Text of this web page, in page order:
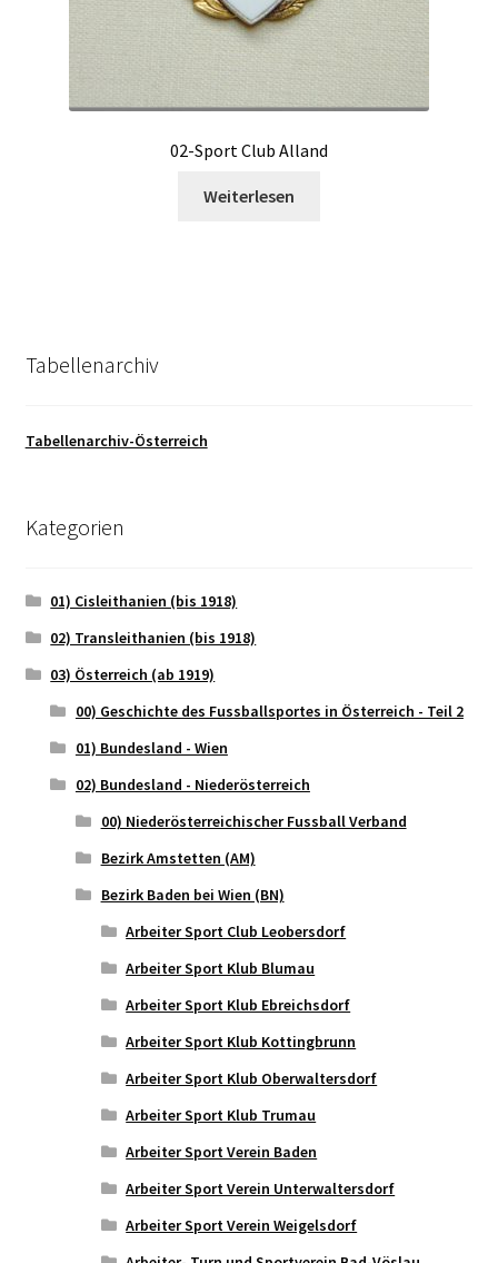
02-Sport Club Alland
Weiterlesen
Tabellenarchiv
Tabellenarchiv-Österreich
Kategorien
01) Cisleithanien (bis 1918)
02) Transleithanien (bis 1918)
03) Österreich (ab 1919)
00) Geschichte des Fussballsportes in Österreich - Teil 2
01) Bundesland - Wien
02) Bundesland - Niederösterreich
00) Niederösterreichischer Fussball Verband
Bezirk Amstetten (AM)
Bezirk Baden bei Wien (BN)
Arbeiter Sport Club Leobersdorf
Arbeiter Sport Klub Blumau
Arbeiter Sport Klub Ebreichsdorf
Arbeiter Sport Klub Kottingbrunn
Arbeiter Sport Klub Oberwaltersdorf
Arbeiter Sport Klub Trumau
Arbeiter Sport Verein Baden
Arbeiter Sport Verein Unterwaltersdorf
Arbeiter Sport Verein Weigelsdorf